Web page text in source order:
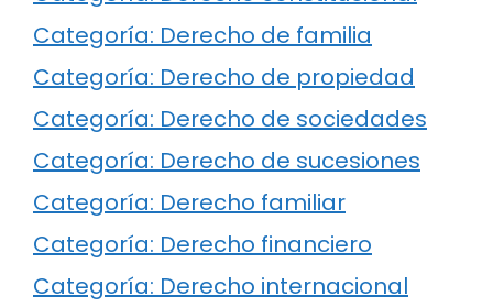
Categoría: Derecho de familia
Categoría: Derecho de propiedad
Categoría: Derecho de sociedades
Categoría: Derecho de sucesiones
Categoría: Derecho familiar
Categoría: Derecho financiero
Categoría: Derecho internacional